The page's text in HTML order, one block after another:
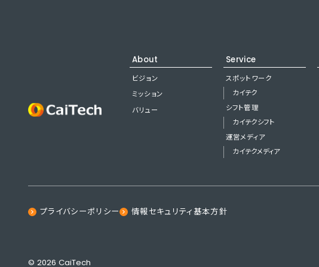
About
ビジョン
ミッション
バリュー
Service
スポットワーク
カイテク
シフト管理
カイテクシフト
運営メディア
カイテクメディア
プライバシーポリシー 情報セキュリティ基本方針
© 2026 CaiTech